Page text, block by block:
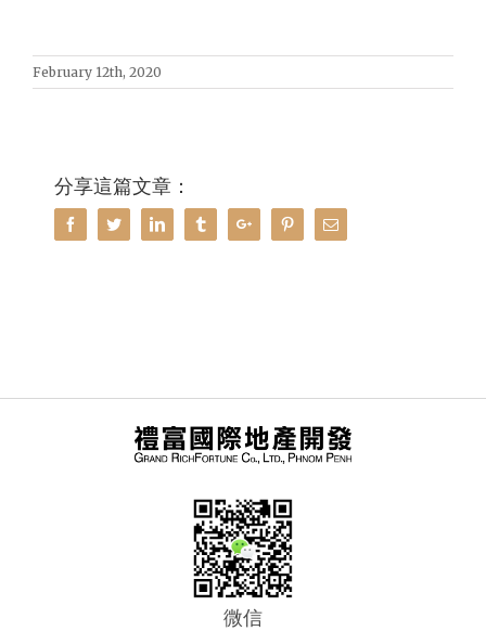
February 12th, 2020
分享這篇文章：
Facebook
TwitterLinkedinTumblrGoogle+PinterestEmail
微信